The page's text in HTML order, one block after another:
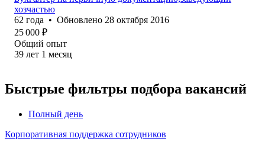
хозчастью
62 года • Обновлено 28 октября 2016
25 000 ₽
Общий опыт
39 лет 1 месяц
Быстрые фильтры подбора вакансий
Полный день
Корпоративная поддержка сотрудников